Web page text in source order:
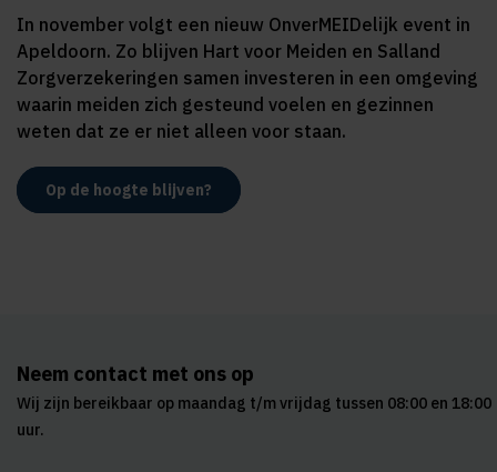
In november volgt een nieuw OnverMEIDelijk event in
Apeldoorn. Zo blijven Hart voor Meiden en Salland
Zorgverzekeringen samen investeren in een omgeving
waarin meiden zich gesteund voelen en gezinnen
weten dat ze er niet alleen voor staan.
Op de hoogte blijven?
Neem contact met ons op
Wij zijn bereikbaar op maandag t/m vrijdag tussen 08:00 en 18:00
uur.